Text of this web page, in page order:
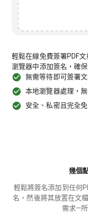
輕鬆在線免費簽署PDF
瀏覽器中添加簽名，確
無需等待即可簽署
本地瀏覽器處理，
安全、私密且完全
幾個
輕鬆將簽名添加到任何
名，然後將其放置在文
需求—